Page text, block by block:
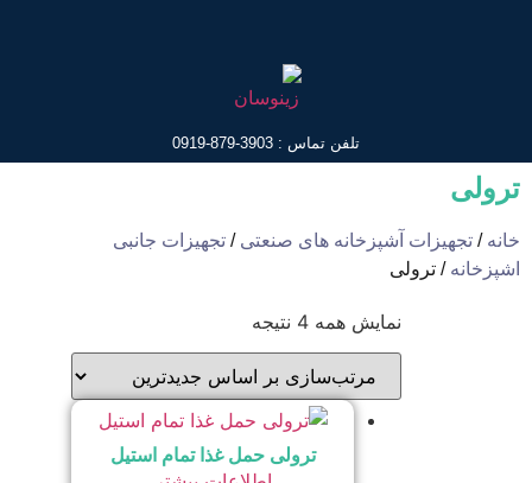
تلفن تماس : 3903-879-0919
ترولی
خانه / تجهیزات آشپزخانه های صنعتی / تجهیزات جانبی
اشپزخانه / ترولی
نمایش همه 4 نتیجه
ترولی حمل غذا تمام استیل